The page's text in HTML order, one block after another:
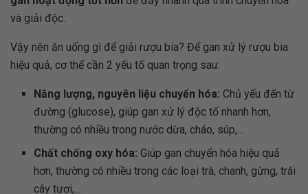
và giải độc.
Vậy nên ăn uống gì để giải rượu bia? Để gan xử lý rượu bia
hiệu quả, cơ thể cần 2 yếu tố quan trọng sau:
Năng lượng, nguyên liệu chuyển hóa: Chủ yếu đến từ
đường (glucose), giúp gan xử lý độc tố nhanh hơn,
thường có nhiều trong nước dừa, cháo, súp,…
Chất chống oxy hóa:Giúp gan chuyển hóa hiệu quả
hơn, thường có nhiều trong các loại trà, chanh, gừng, trái
cây tươi,…